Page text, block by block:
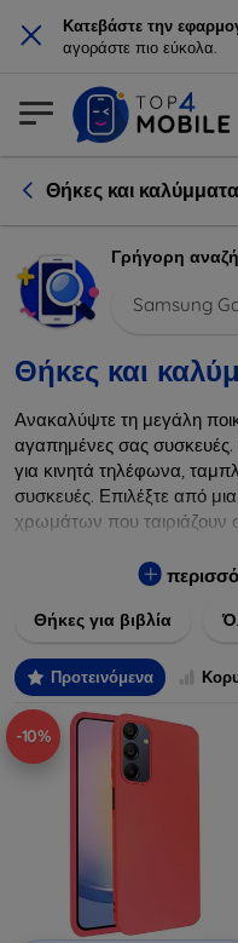
× Κατεβάστε την
αγοράστε πιο εύκολα.
Θήκες και καλύμματα
Γρήγορη
Samsung
Θήκες και
Ανακαλύψτε τη μεγάλη
αγαπημένες σας
για κινητά τηλέφωνα,
συσκευές. Επιλέξτε από
χρωμάτων που ταιριάζουν
πτώσεις και άλλες
και τη διάρκεια ζωής των
Θήκες για βιβλία
Προτεινόμενα
-10%